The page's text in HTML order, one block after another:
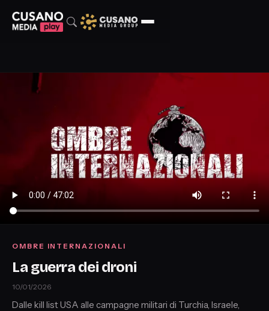
OMBRE INTERNAZIONALI
La guerra dei droni
10/01/2026
Dalle kill list USA alle campagne militari di Turchia, Israele,